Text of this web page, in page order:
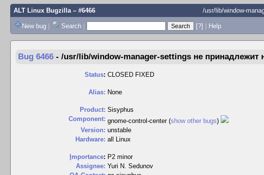
ALT Linux Bugzilla– #6466 /usr/lib/window-
New bug | Search | [?] | Help
Bug 6466 - /usr/lib/window-manager-settings не принадлежит
Status: CLOSED FIXED
Alias: None
Product: Sisyphus
Component: gnome-control-center (show other bugs)
Version: unstable
Hardware: all Linux
mportance: P2 minor
Assignee: Yuri N. Sedunov